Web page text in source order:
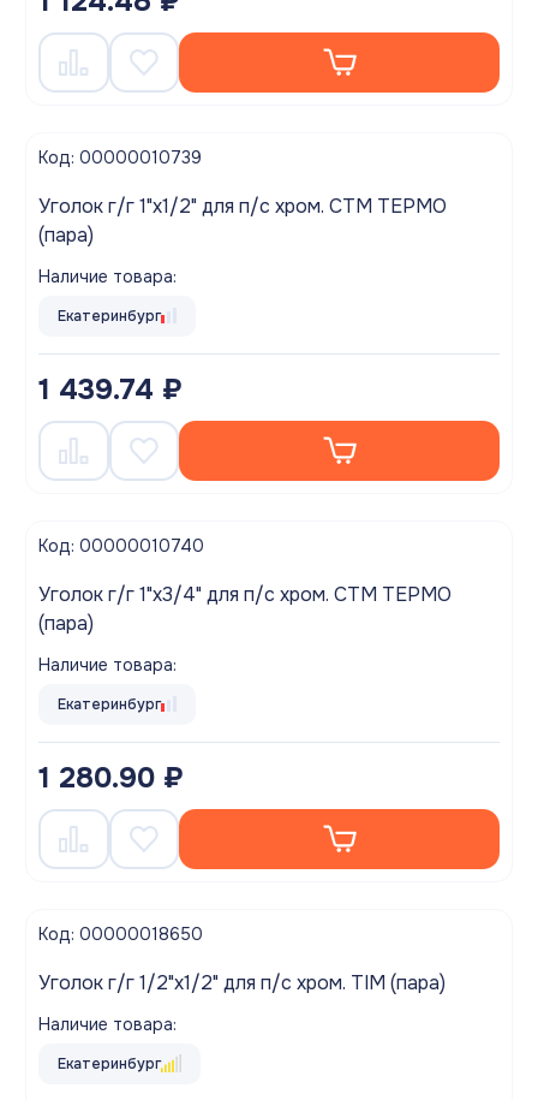
Код: 00000010739
Уголок г/г 1"х1/2" для п/с хром. СТМ ТЕРМО
(пара)
Наличие товара:
Екатеринбург
1 439.74 ₽
Код: 00000010740
Уголок г/г 1"х3/4" для п/с хром. СТМ ТЕРМО
(пара)
Наличие товара:
Екатеринбург
1 280.90 ₽
Код: 00000018650
Уголок г/г 1/2"х1/2" для п/с хром. TIM (пара)
Наличие товара:
Екатеринбург